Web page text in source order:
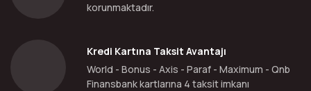
korunmaktadır.
Kredi Kartına Taksit Avantajı
World - Bonus - Axis - Paraf - Maximum - Qnb
Finansbank kartlarına 4 taksit imkanı